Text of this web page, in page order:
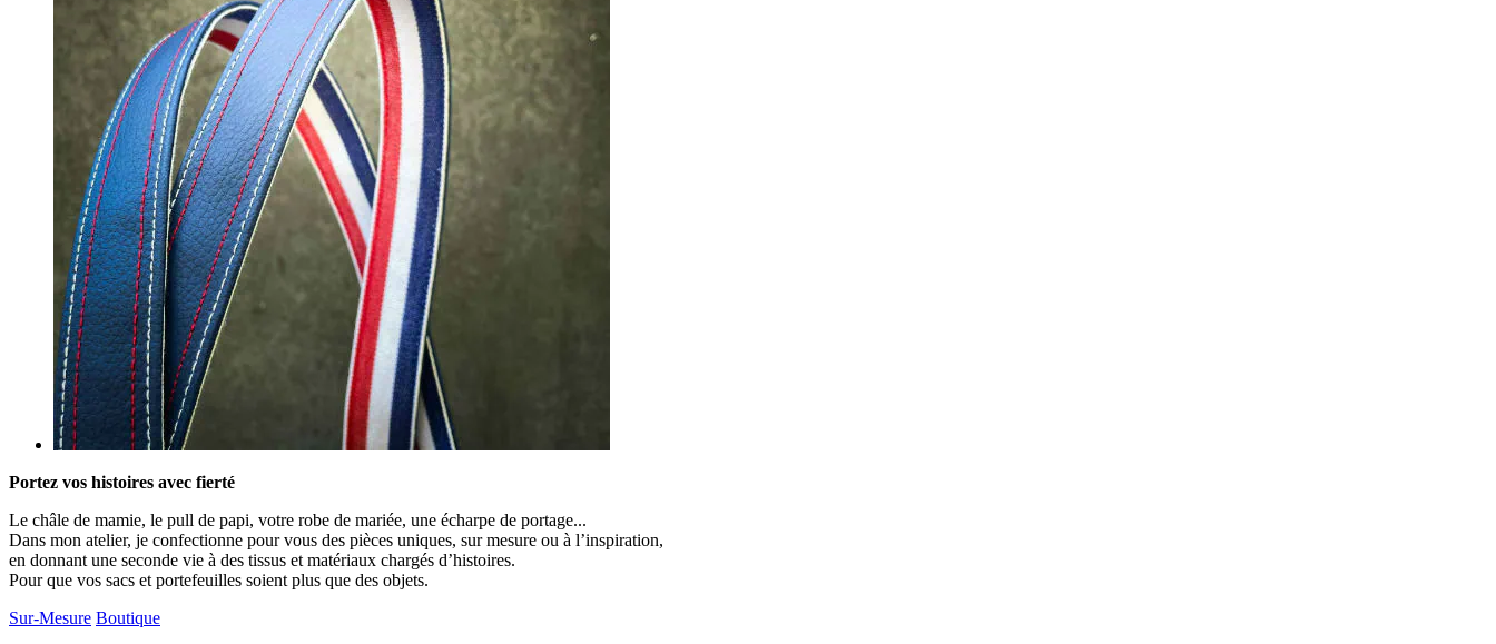
Portez vos histoires avec fierté
Le châle de mamie, le pull de papi, votre robe de mariée, une écharpe de portage...
Dans mon atelier, je confectionne pour vous des pièces uniques, sur mesure ou à l’inspiration,
en donnant une seconde vie à des tissus et matériaux chargés d’histoires.
Pour que vos sacs et portefeuilles soient plus que des objets.
Sur-Mesure Boutique